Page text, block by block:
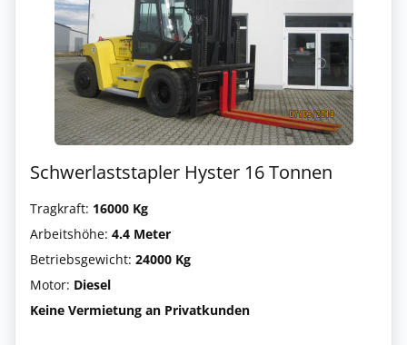
Schwerlaststapler Hyster 16 Tonnen
Tragkraft: 16000 Kg
Arbeitshöhe: 4.4 Meter
Betriebsgewicht: 24000 Kg
Motor: Diesel
Keine Vermietung an Privatkunden